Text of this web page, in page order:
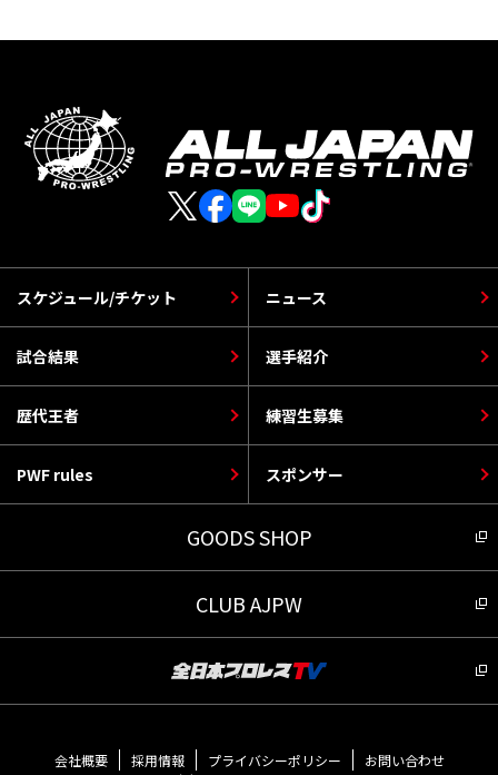
スケジュール/チケット
選手紹介
PWF rules
ニュース
歴代王者
スポンサー
試合結果
練習生募集
GOODS SHOP
CLUB AJPW
会社概要 採用情報 プライバシーポリシー お問い合わせ